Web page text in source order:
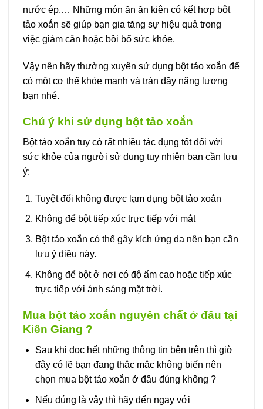
nước ép,… Những món ăn ăn kiên có kết hợp bột
tảo xoắn sẽ giúp bạn gia tăng sự hiệu quả trong
việc giảm cân hoặc bồi bổ sức khỏe.
Vậy nên hãy thường xuyên sử dụng bột tảo xoắn để
có một cơ thể khỏe mạnh và tràn đầy năng lượng
bạn nhé.
Chú ý khi sử dụng bột tảo xoắn
Bột tảo xoắn tuy có rất nhiều tác dụng tốt đối với
sức khỏe của người sử dụng tuy nhiên bạn cần lưu
ý:
Tuyệt đối không được lạm dụng bột tảo xoắn
Không để bột tiếp xúc trực tiếp với mắt
Bột tảo xoắn có thể gây kích ứng da nên bạn cần
lưu ý điều này.
Không để bột ở nơi có độ ẩm cao hoặc tiếp xúc
trực tiếp với ánh sáng mặt trời.
Mua bột tảo xoắn nguyên chất ở đâu tại
Kiên Giang ?
Sau khi đọc hết những thông tin bên trên thì giờ
đây có lẽ bạn đang thắc mắc không biến nên
chọn mua bột tảo xoắn ở đâu đúng không ?
Nếu đúng là vậy thì hãy đến ngay với